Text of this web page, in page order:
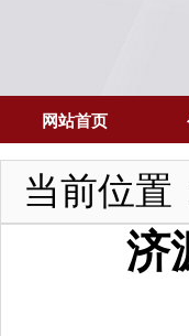
网站首页
当前位置
济